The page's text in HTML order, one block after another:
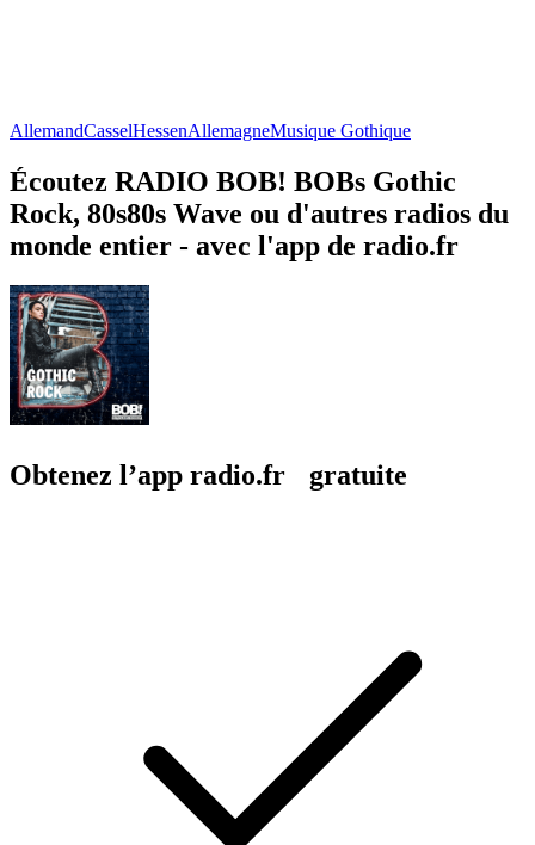
AllemandCasselHessenAllemagneMusique Gothique
Écoutez RADIO BOB! BOBs Gothic
Rock, 80s80s Wave ou d'autres radios du
monde entier - avec l'app de radio.fr
Obtenez l’app radio.fr gratuite